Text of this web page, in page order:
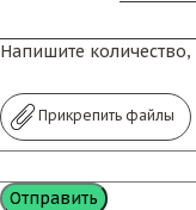
Напишите количество,
Прикрепить файлы